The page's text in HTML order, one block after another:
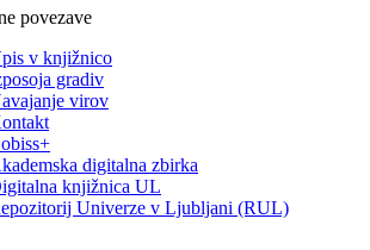
povezave
v knjižnico
gradiv
virov
digitalna zbirka
knjižnica UL
Univerze v Ljubljani (RUL)